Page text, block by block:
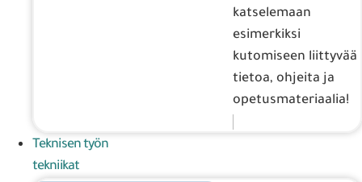
katselemaan
esimerkiksi
kutomiseen liittyvää
tietoa, ohjeita ja
opetusmateriaalia!
Teknisen työn
tekniikat